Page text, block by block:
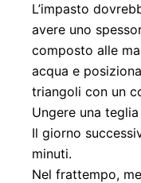
L’impasto
avere uno
composto alle
acqua e
triangoli con un
Ungere una
Il giorno
minuti.
Nel frattempo,